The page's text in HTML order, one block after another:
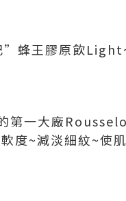
”蜂王膠原飲
第一大廠
度~減淡細紋~使